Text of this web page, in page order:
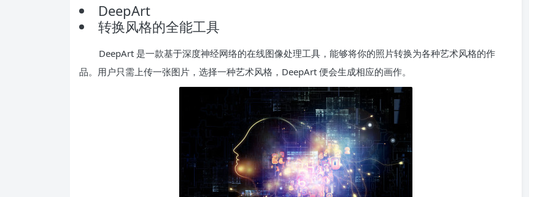
DeepArt
转换风格的全能工具
DeepArt 是一款基于深度神经网络的在线图像处理工具，能够将你的照片转换为各种艺术风格的作
品。用户只需上传一张图片，选择一种艺术风格，DeepArt 便会生成相应的画作。